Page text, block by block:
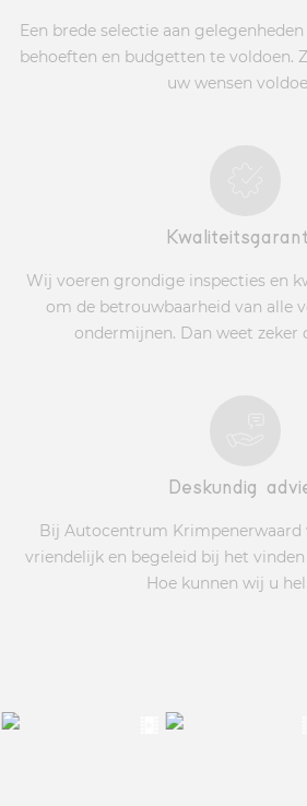
Een brede selectie aan
behoeften en budgetten te voldoen.
uw wensen
Wij voeren grondige inspecties en
om de betrouwbaarheid van alle
ondermijnen. Dan weet zeker
Deskundig
Bij Autocentrum Krimpenerwaard
vriendelijk en begeleid bij het
Hoe kunnen wij u